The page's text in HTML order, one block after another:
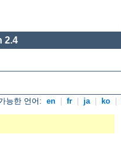
2.4
능한 언어: en fr ja ko